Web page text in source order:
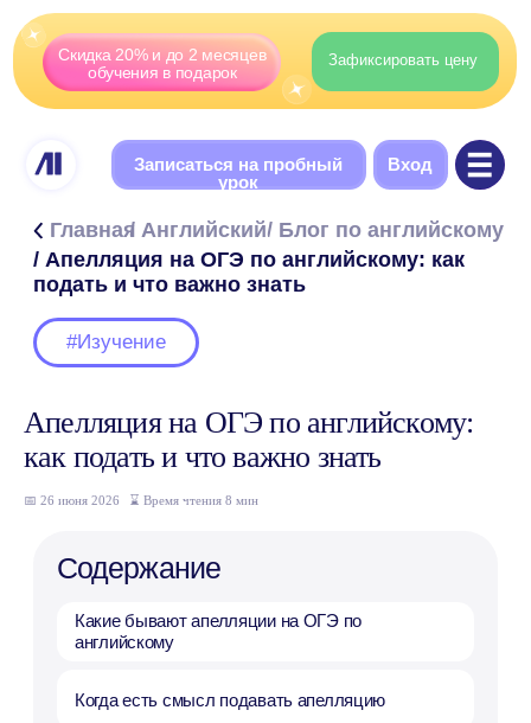
Зафиксировать цену
Скидка 20% и до 2 месяцев
обучения в подарок
Главная / Английский/ Блог по английскому
/ Апелляция на ОГЭ по английскому: как
Апелляция на ОГЭ по английскому:
как подать и что важно знать
📅 26 июня 2026 ⌛ Время чтения 8 мин
Какие бывают апелляции на ОГЭ по
английскому
Когда есть смысл подавать апелляцию
Как подать апелляцию на ОГЭ по
Что происходит на рассмотрении апелляции
Что можно и нельзя оспорить